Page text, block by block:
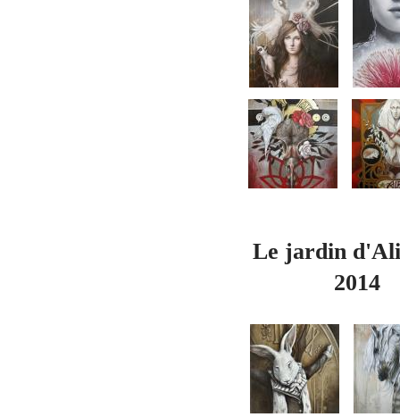
Le jardin
2014